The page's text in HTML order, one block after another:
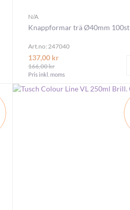
LÄGG I VARUKORGEN
N/A
Knappformar trä Ø40mm 100st
Art.no: 247040
137,00 kr
166,00 kr
Pris inkl. moms